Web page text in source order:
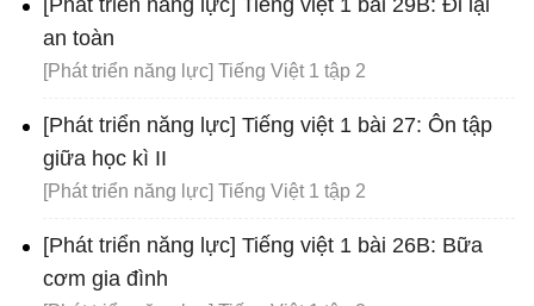
[Phát triển năng lực] Tiếng việt 1 bài 29B: Đi lại
an toàn
[Phát triển năng lực] Tiếng Việt 1 tập 2
[Phát triển năng lực] Tiếng việt 1 bài 27: Ôn tập
giữa học kì II
[Phát triển năng lực] Tiếng Việt 1 tập 2
[Phát triển năng lực] Tiếng việt 1 bài 26B: Bữa
cơm gia đình